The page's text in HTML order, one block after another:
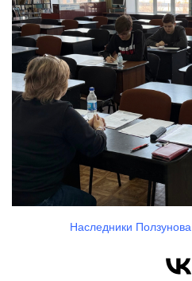
Наследники Ползунова